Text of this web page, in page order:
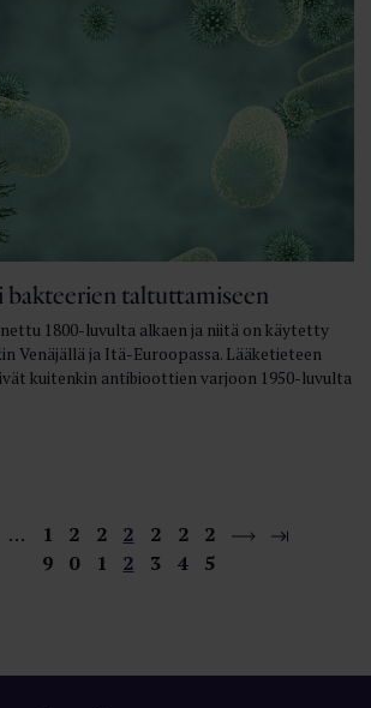
bakteerien taltuttamiseen
1800-luvulta alkaen ja niitä on käytetty
Venäjällä ja Itä-Euroopassa. Lääketieteen
kuitenkin antibioottien varjoon 1950-luvulta
…
1
9
2
0
2
1
2
2
2
3
2
4
2
5